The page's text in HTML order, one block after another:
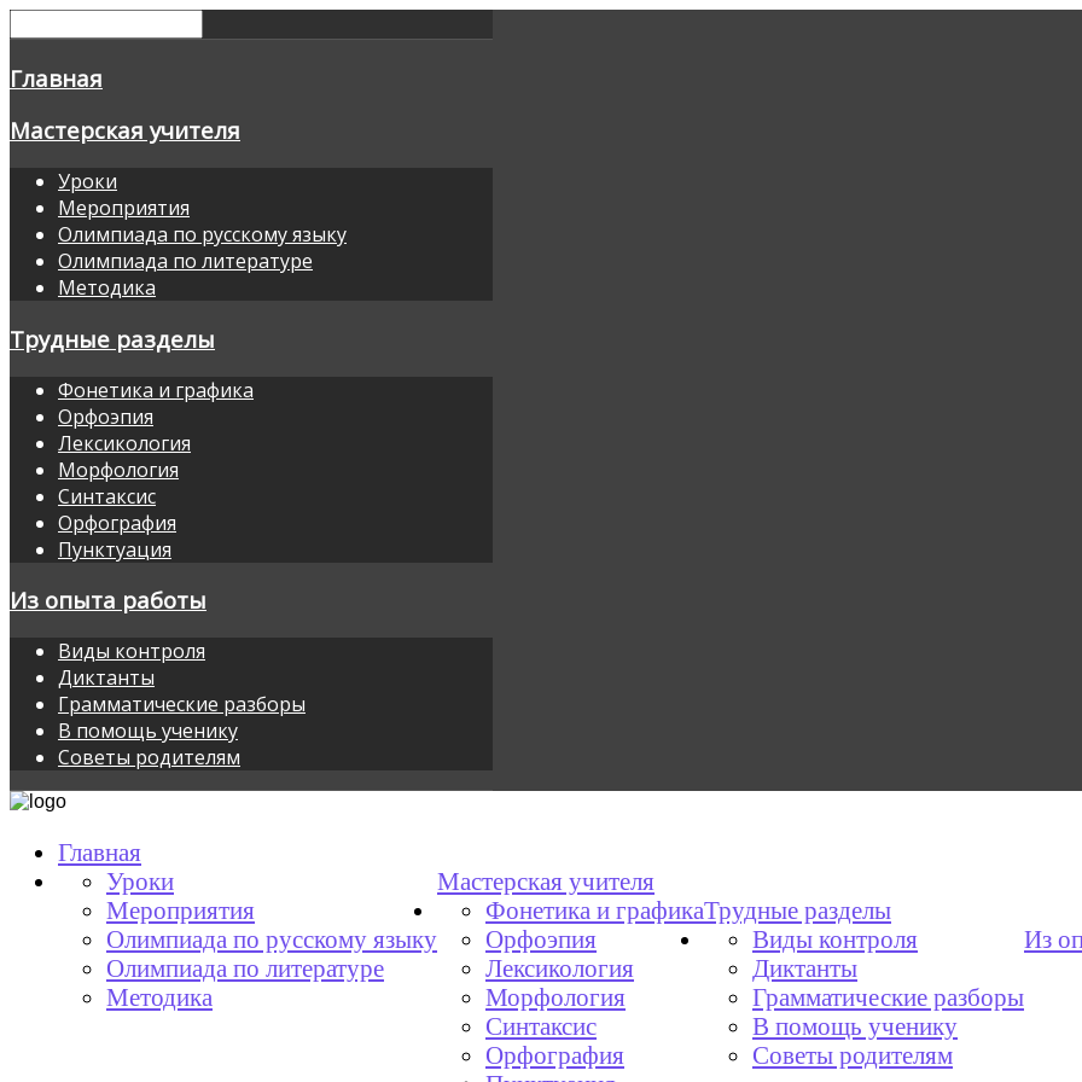
Главная
Мастерская учителя
Уроки
Мероприятия
Олимпиада по русскому языку
Олимпиада по литературе
Методика
Трудные разделы
Фонетика и графика
Орфоэпия
Лексикология
Морфология
Синтаксис
Орфография
Пунктуация
Из опыта работы
Виды контроля
Диктанты
Грамматические разборы
В помощь ученику
Советы родителям
Главная
Мастерская учителя
Уроки
Мероприятия
Олимпиада по русскому языку
Олимпиада по литературе
Методика
Трудные разделы
Фонетика и графика
Орфоэпия
Лексикология
Морфология
Синтаксис
Орфография
Из
Виды контроля
Диктанты
Грамматические разборы
В помощь ученику
Советы родителям